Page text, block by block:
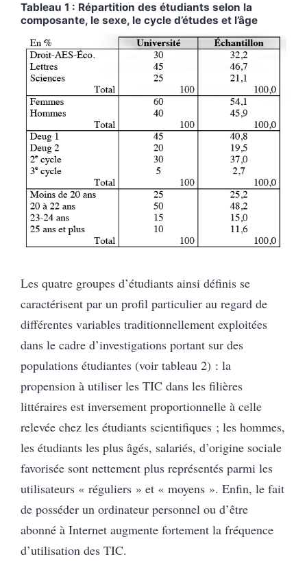
Tableau 1 : Répartition des étudiants selon la
composante, le sexe, le cycle d’études et l’âge
Les quatre groupes d’étudiants ainsi définis se
caractérisent par un profil particulier au regard de
différentes variables traditionnellement exploitées
dans le cadre d’investigations portant sur des
populations étudiantes (voir tableau 2) : la
propension à utiliser les TIC dans les filières
littéraires est inversement proportionnelle à celle
relevée chez les étudiants scientifiques ; les hommes,
les étudiants les plus âgés, salariés, d’origine sociale
favorisée sont nettement plus représentés parmi les
utilisateurs « réguliers » et « moyens ». Enfin, le fait
de posséder un ordinateur personnel ou d’être
abonné à Internet augmente fortement la fréquence
d’utilisation des TIC.